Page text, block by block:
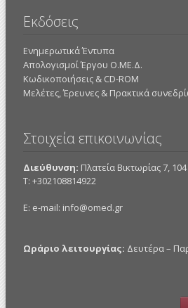
Εκδόσεις
Ενημερωτικά Έντυπα
Απολογισμοί Έργου Ο.ΜΕ.Δ.
Κωδικοποιήσεις & CD-ROM
Mελέτες, Έρευνες & Πρακτικά
Στοιχεία επικοινωνίας
Διεύθυνση: Πλατεία Βικτωρίας 7,
Τ: +302108814922
E: e-mail: info@omed.gr
Ωράριο λειτουργίας: Δευτέρα –